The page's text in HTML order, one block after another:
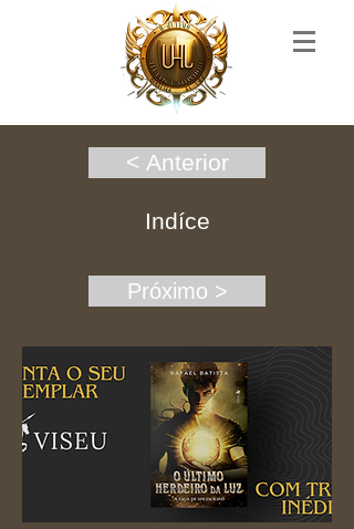
< Anterior
Indíce
Próximo >